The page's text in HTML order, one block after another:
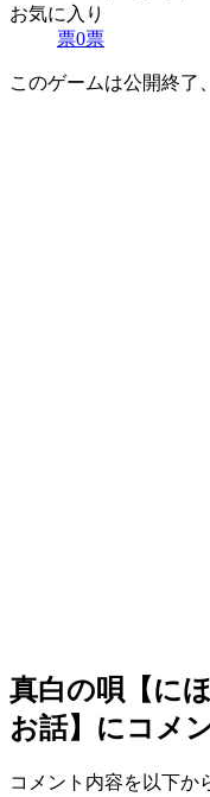
お気に入り
票0票
このゲームは公開終了
真白の唄【に
お話】 にコメ
コメント内容を以下か